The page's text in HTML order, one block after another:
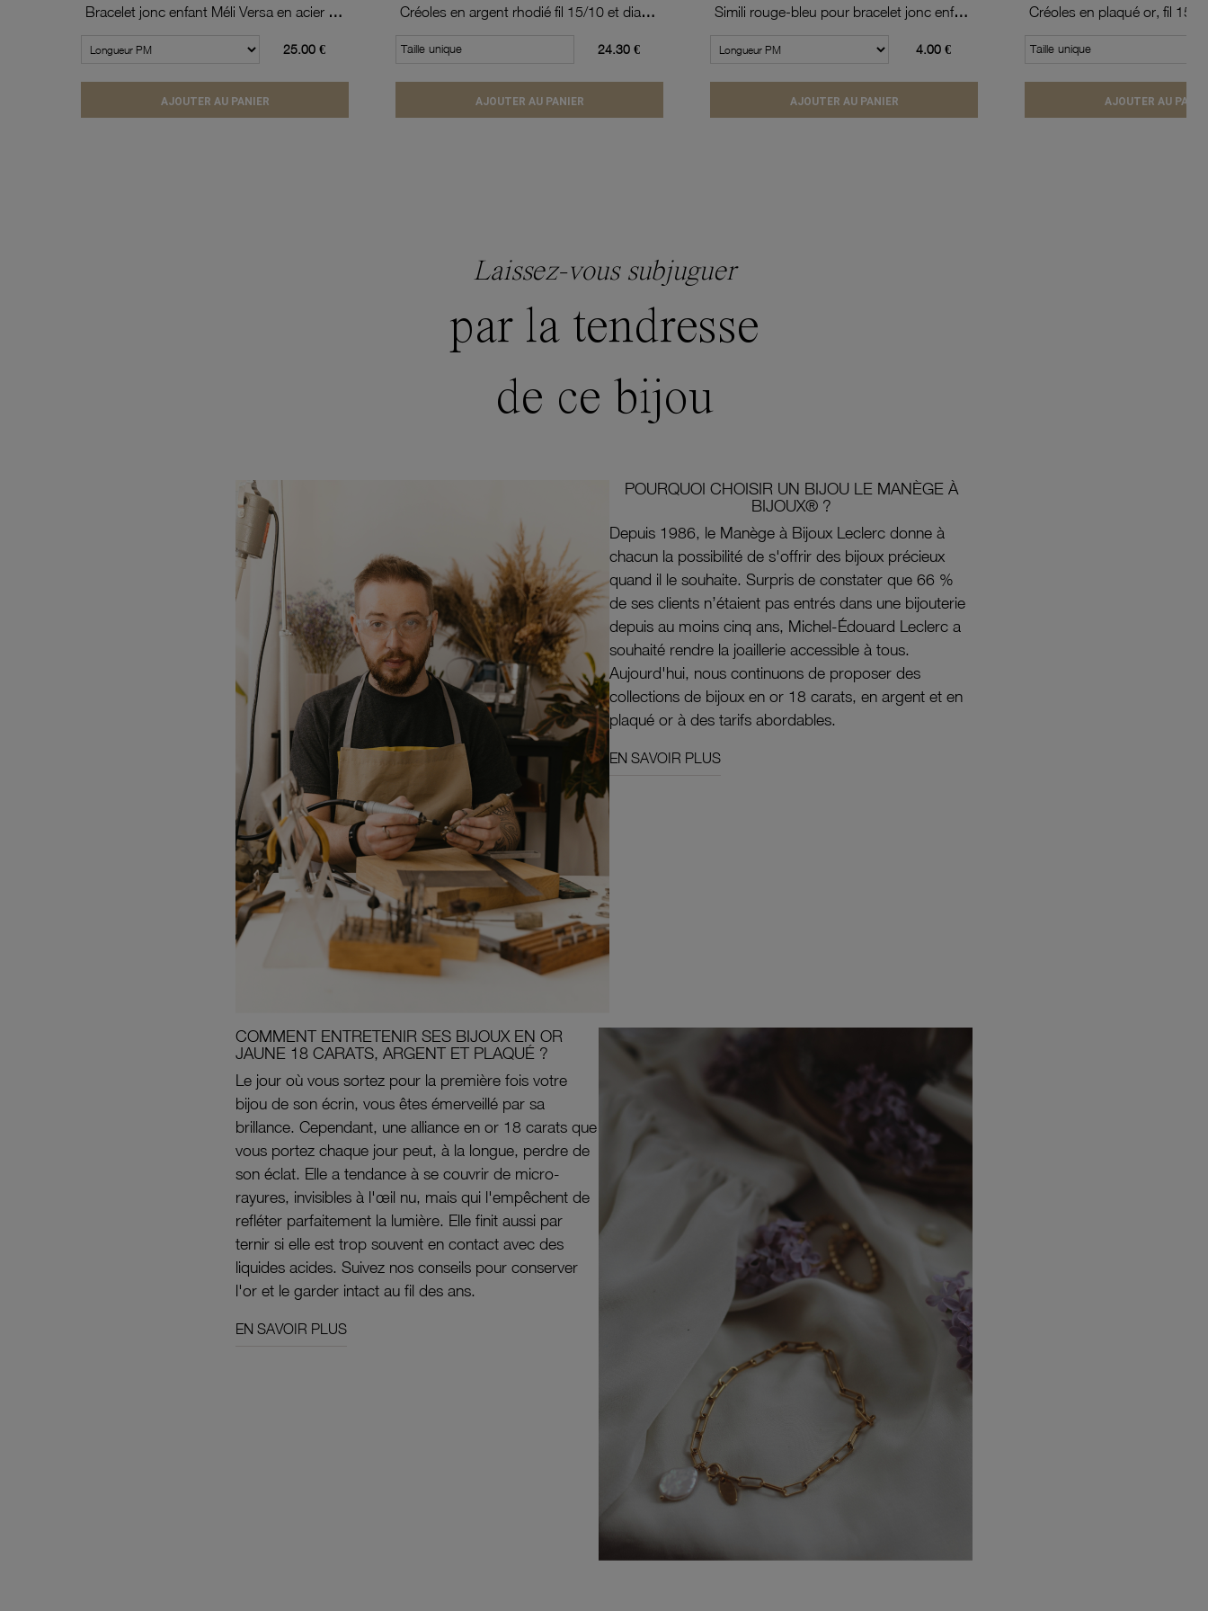
Bracelet jonc enfant Méli Versa en acier doré, 10mm
25.00 €
AJOUTER AU PANIER
Créoles en argent rhodié fil 15/10 et diamètre 40 mm
Taille unique 24.30 €
AJOUTER AU PANIER
Simili rouge-bleu pour bracelet jonc enfant Méli Versa, 10mm
4.00 €
AJOUTER AU PANIER
Taille unique
AJOUTER AU
Laissez-vous subjuguer
par la tendresse
de ce bijou
POURQUOI CHOISIR UN BIJOU LE MANÈGE À
BIJOUX® ?
Depuis 1986, le Manège à Bijoux Leclerc donne à
chacun la possibilité de s'offrir des bijoux précieux
quand il le souhaite. Surpris de constater que 66 %
de ses clients n’étaient pas entrés dans une bijouterie
depuis au moins cinq ans, Michel-Édouard Leclerc a
souhaité rendre la joaillerie accessible à tous.
Aujourd'hui, nous continuons de proposer des
collections de bijoux en or 18 carats, en argent et en
plaqué or à des tarifs abordables.
EN SAVOIR PLUS
COMMENT ENTRETENIR SES BIJOUX EN OR
JAUNE 18 CARATS, ARGENT ET PLAQUÉ ?
Le jour où vous sortez pour la première fois votre
bijou de son écrin, vous êtes émerveillé par sa
brillance. Cependant, une alliance en or 18 carats que
vous portez chaque jour peut, à la longue, perdre de
son éclat. Elle a tendance à se couvrir de micro-
rayures, invisibles à l'œil nu, mais qui l'empêchent de
refléter parfaitement la lumière. Elle finit aussi par
ternir si elle est trop souvent en contact avec des
liquides acides. Suivez nos conseils pour conserver
l'or et le garder intact au fil des ans.
EN SAVOIR PLUS